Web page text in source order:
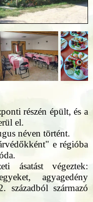
részén épült, és a
el.
néven történt.
e régióba
ásatást végeztek:
agyagedény
századból származó